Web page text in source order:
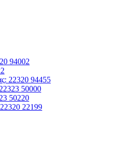
94002
22320 94455
50000
50220
22199